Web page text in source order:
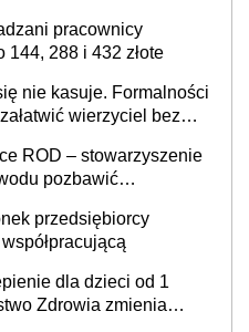
pracownicy
288 i 432 złote
nie kasuje. Formalności
wierzyciel bez
ROD – stowarzyszenie
pozbawić
przedsiębiorcy
dla dzieci od 1
Zdrowia zmienia